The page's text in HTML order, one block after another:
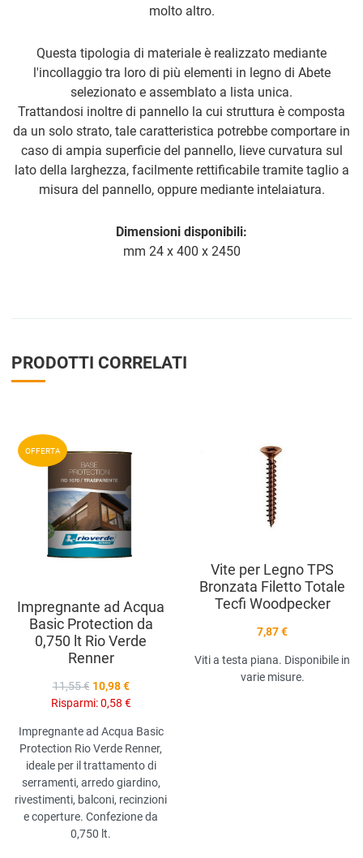
molto altro.
Questa tipologia di materiale è realizzato mediante
l'incollaggio tra loro di più elementi in legno di Abete
selezionato e assemblato a lista unica.
Trattandosi inoltre di pannello la cui struttura è composta
da un solo strato, tale caratteristica potrebbe comportare in
caso di ampia superficie del pannello, lieve curvatura sul
lato della larghezza, facilmente rettificabile tramite taglio a
misura del pannello, oppure mediante intelaiatura.
Dimensioni disponibili:
mm 24 x 400 x 2450
PRODOTTI CORRELATI
OFFERTA
compara prodotti
Impregnante ad Acqua
Basic Protection da
0,750 lt Rio Verde
Renner
11,55 € 10,98 €
Risparmi:0,58 €
Impregnante ad Acqua Basic
Protection Rio Verde Renner,
ideale per il trattamento di
serramenti, arredo giardino,
rivestimenti, balconi, recinzioni
e coperture. Confezione da
0,750 lt.
Vite per Legno TPS
Bronzata Filetto Totale
Tecfi Woodpecker
7,87 €
Viti a testa piana. Disponibile in
varie misure.